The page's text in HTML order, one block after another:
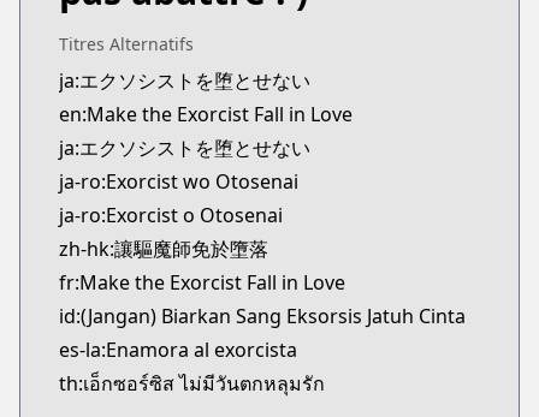
https://kitsu.app/manga/62524
MangaUpdates
MangaUpdates
Book☆Walker
Book☆Walker
https://bookwalker.jp/series/351107/list
Official English
Official English
https://mangaplus.shueisha.co.jp/titles/100198
Titres Alternatifs
ja:エクソシストを堕とせない
en:Make the Exorcist Fall in Love
ja:エクソシストを堕とせない
ja-ro:Exorcist wo Otosenai
ja-ro:Exorcist o Otosenai
zh-hk:讓驅魔師免於墮落
fr:Make the Exorcist Fall in Love
id:(Jangan) Biarkan Sang Eksorsis Jatuh Cinta
es-la:Enamora al exorcista
th:เอ็กซอร์ซิส ไม่มีวันตกหลุมรัก